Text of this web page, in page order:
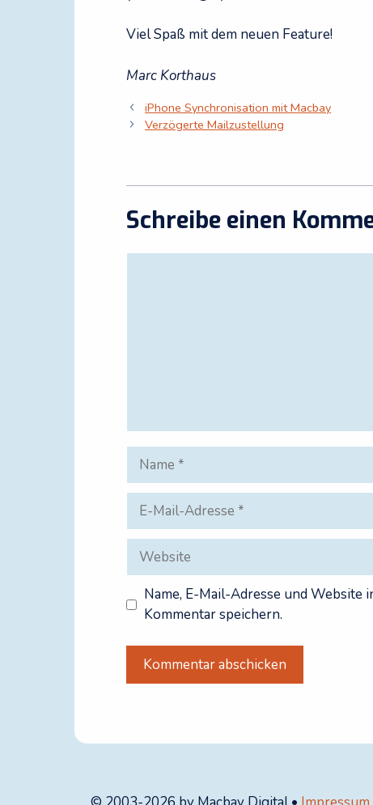
Viel Spaß mit dem neuen Feature!
Marc Korthaus
iPhone Synchronisation mit Macbay
Verzögerte Mailzustellung
Schreibe einen
Name
Mail-
Adresse
Website
Name, E-Mail-Adresse und Website
Kommentar speichern.